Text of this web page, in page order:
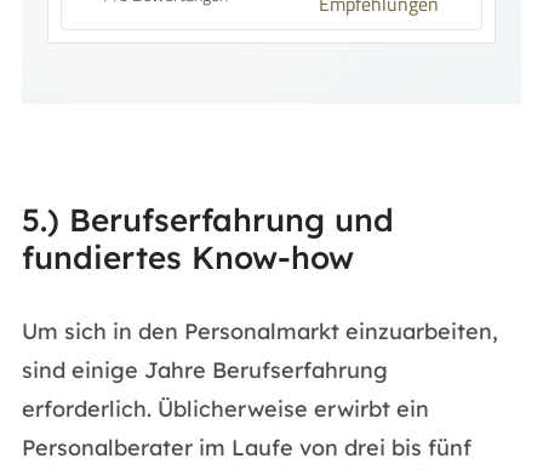
5.) Berufserfahrung und
fundiertes Know-how
Um sich in den Personalmarkt einzuarbeiten,
sind einige Jahre Berufserfahrung
erforderlich. Üblicherweise erwirbt ein
Personalberater im Laufe von drei bis fünf